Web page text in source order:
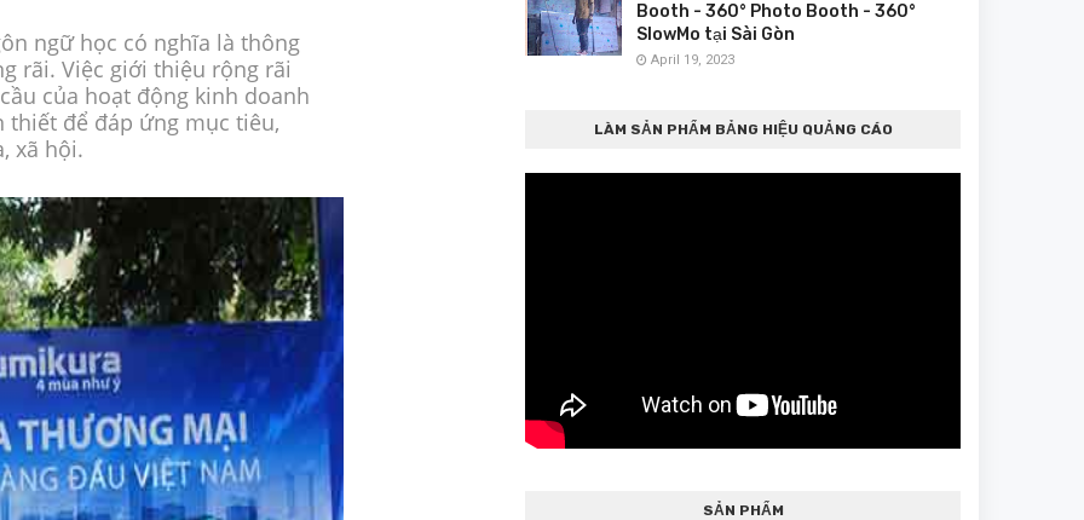
ngữ học có nghĩa là thông
rãi. Việc giới thiệu rộng rãi
của hoạt động kinh doanh
thiết để đáp ứng mục tiêu,
xã hội.
Booth - 360° Photo Booth - 360°
SlowMo tại Sài Gòn
April 19, 2023
LÀM SẢN PHẨM BẢNG HIỆU QUẢNG CÁO
SẢN PHẨM